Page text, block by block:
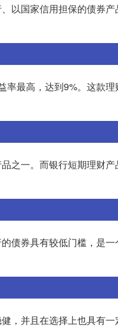
以国家信用担保的债券产
率最高，达到9%。这款理
之一。而银行短期理财产
债券具有较低门槛，是一
，并且在选择上也具有一